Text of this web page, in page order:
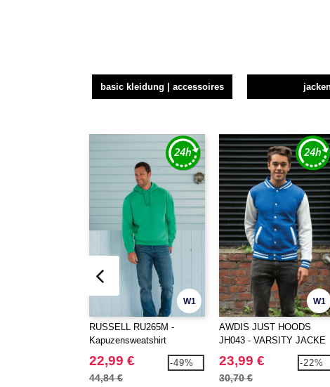
basic kleidung | accessoires
W1
RUSSELL RU265M -
Kapuzensweatshirt
22,99 €
44,84 €
-49%
W1
AWDIS JUST HOODS
JH043 - VARSITY JACKE
23,99 €
30,70 €
-22%